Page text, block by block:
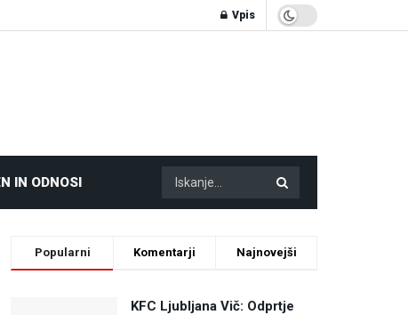
Vpis
IN ODNOSI
Popularni Komentarji Najnovejši
KFC Ljubljana Vič: Odprtje